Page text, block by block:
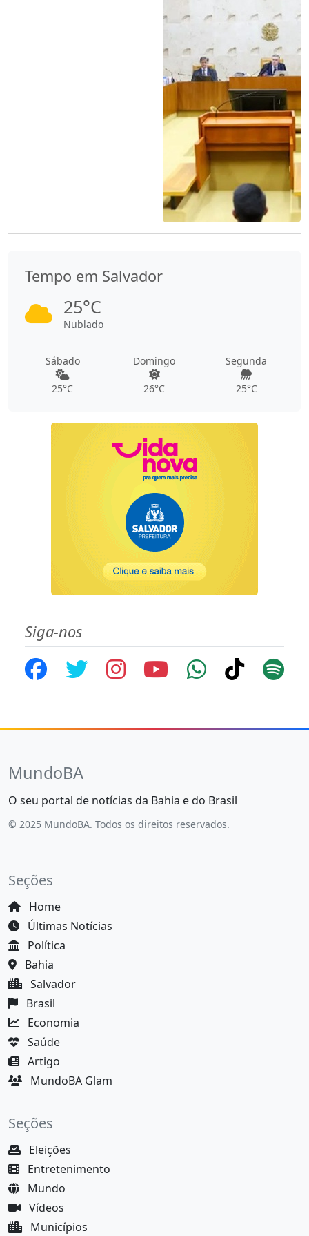
Tempo em Salvador
25°C
Nublado
Sábado
25°C
Domingo
26°C
Segunda
25°C
Siga-nos
MundoBA
O seu portal de notícias da Bahia e do Brasil
© 2025 MundoBA. Todos os direitos reservados.
Seções
Home
Últimas Notícias
Política
Bahia
Salvador
Brasil
Economia
Saúde
Artigo
MundoBA Glam
Seções
Eleições
Entretenimento
Mundo
Vídeos
Municípios